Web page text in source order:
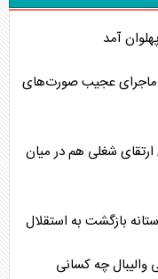
آمد
ماجرای عجیب صورت‌های
ارتقای شغلی هم در میان
بازگشت به استقلال
نهایی تیم ملی والیبال چه کسانی